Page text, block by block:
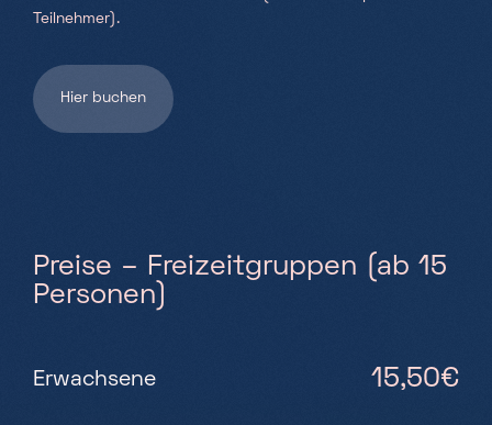
Teilnehmer).
Hier buchen
Preise – Freizeitgruppen (ab 15
Personen)
Erwachsene 15,50€